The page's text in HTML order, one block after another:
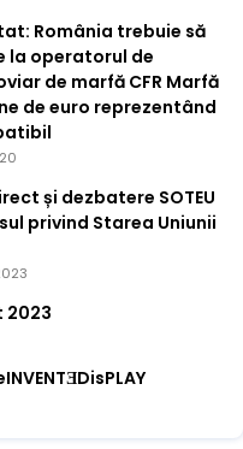
România trebuie să
la operatorul de
de marfă CFR Marfă
de euro reprezentând
și dezbatere SOTEU
privind Starea Uniunii
2023